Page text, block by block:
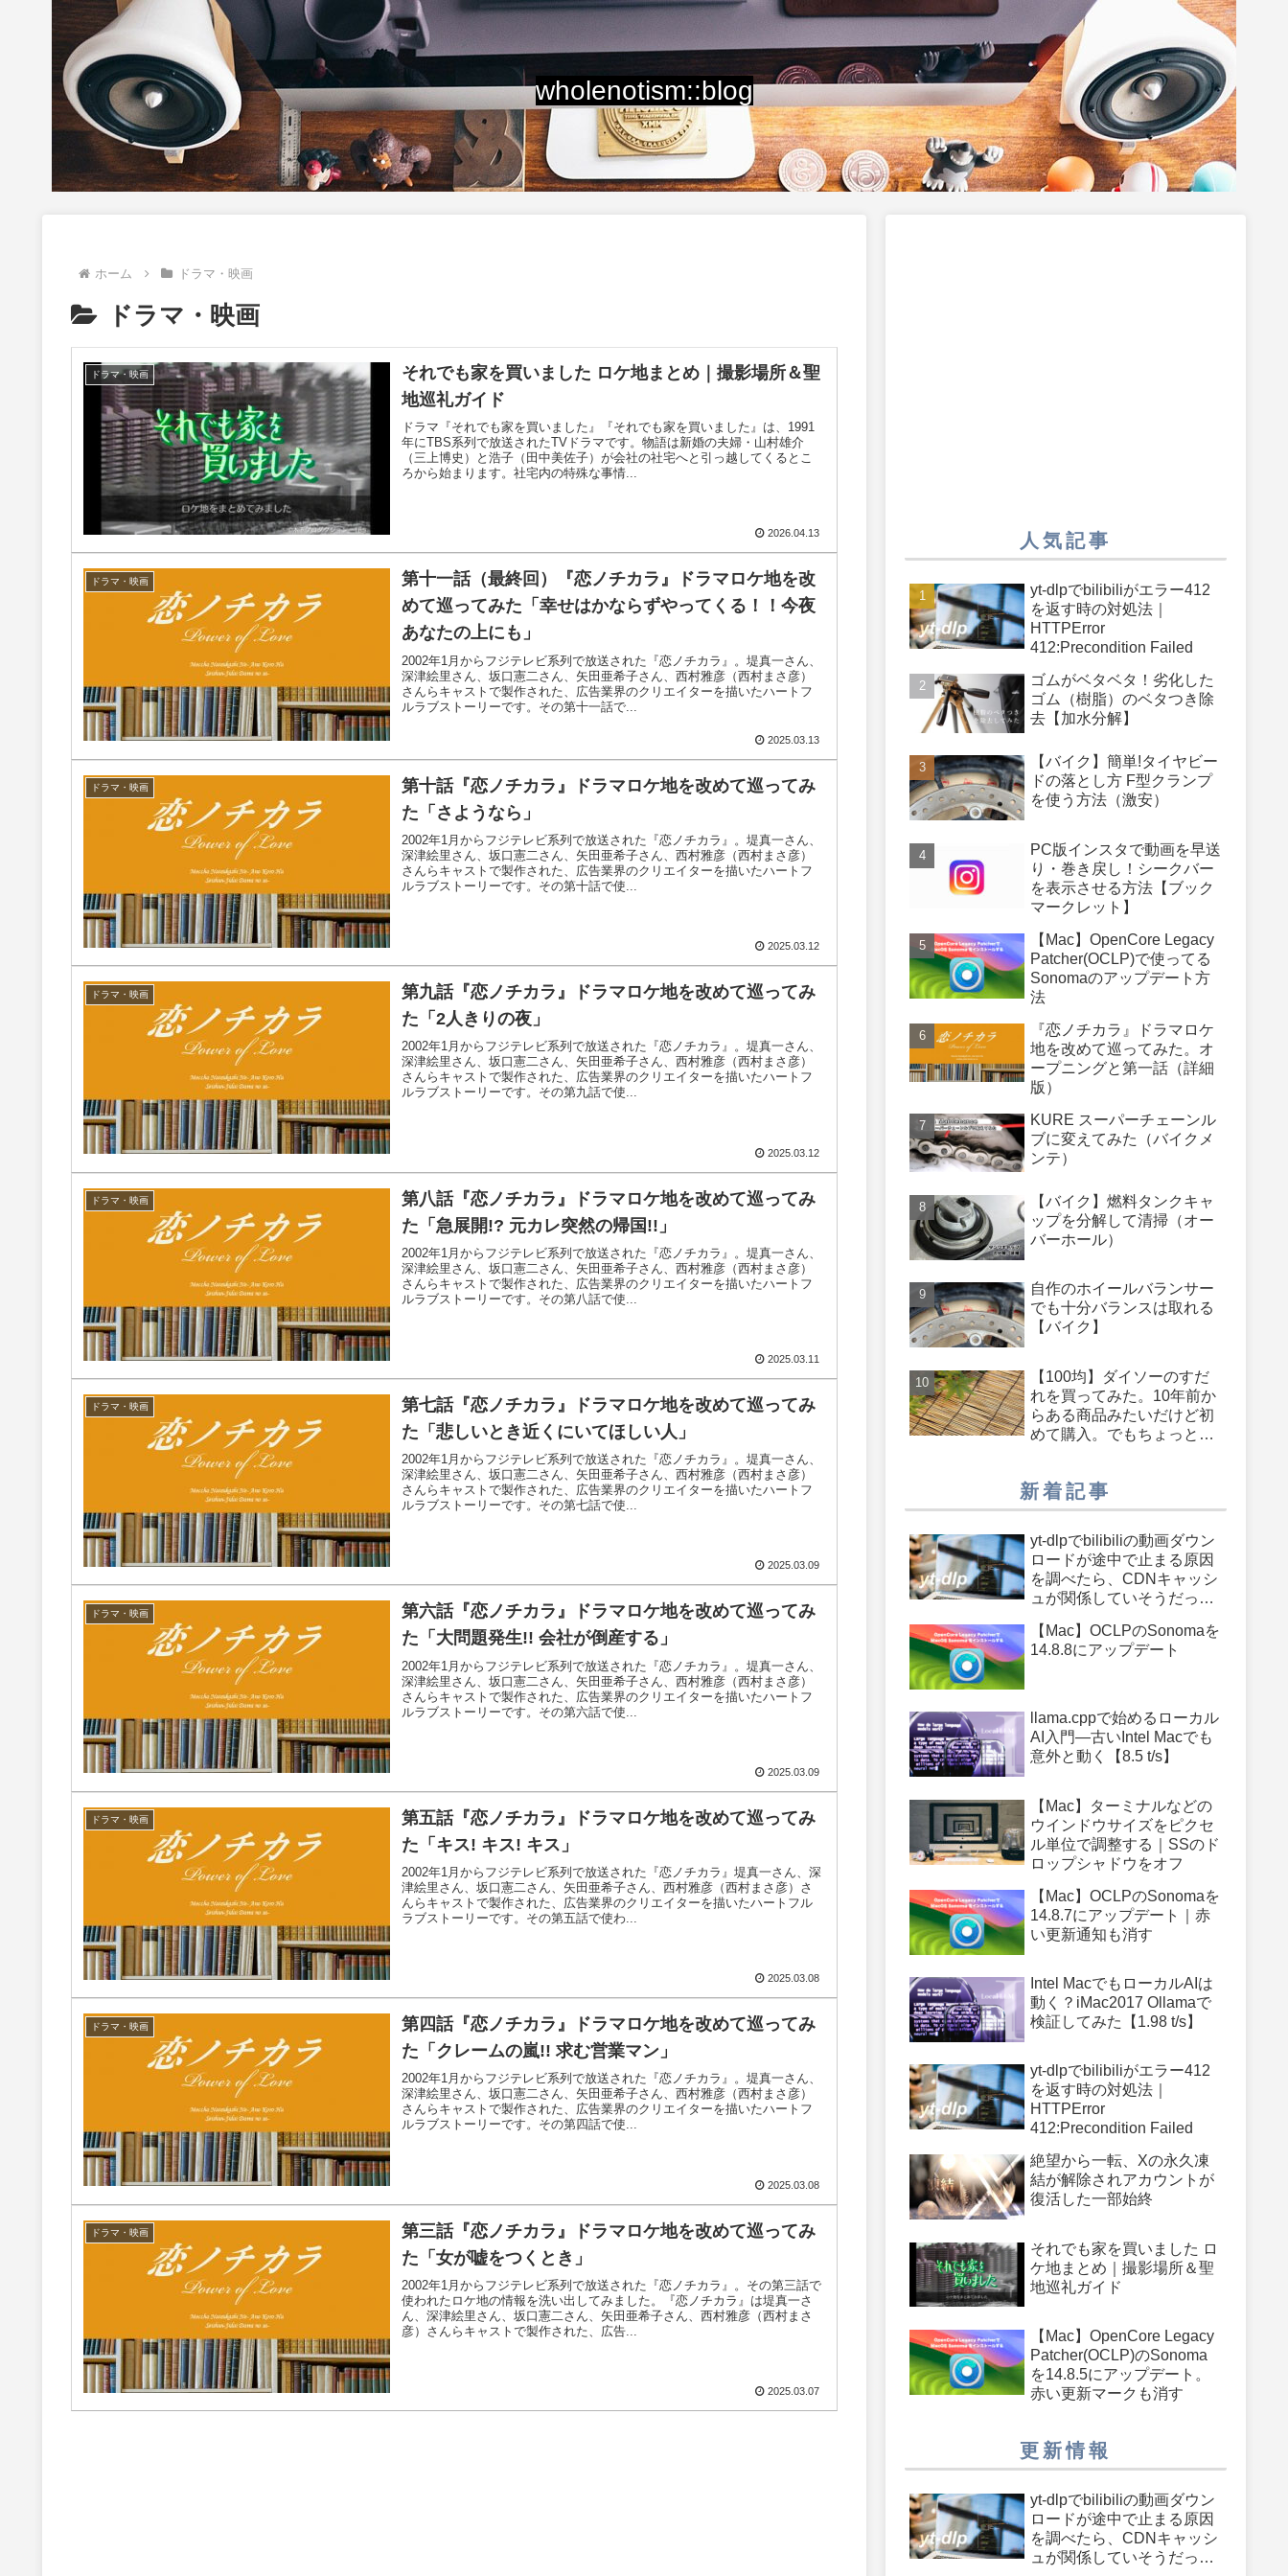
wholenotism::blog
ホーム ドラマ・映画
ドラマ・映画
ドラマ・映画
それでも家を買いました ロケ地まとめ｜撮影場所＆聖
地巡礼ガイド
ドラマ『それでも家を買いました』『それでも家を買いました』は、1991
年にTBS系列で放送されたTVドラマです。物語は新婚の夫婦・山村雄介
（三上博史）と浩子（田中美佐子）が会社の社宅へと引っ越してくるとこ
ろから始まります。社宅内の特殊な事情...
2026.04.13
ドラマ・映画
第十一話（最終回）『恋ノチカラ』ドラマロケ地を改
めて巡ってみた「幸せはかならずやってくる！！今夜
あなたの上にも」
2002年1月からフジテレビ系列で放送された『恋ノチカラ』。堤真一さん、
深津絵里さん、坂口憲二さん、矢田亜希子さん、西村雅彦（西村まさ彦）
さんらキャストで製作された、広告業界のクリエイターを描いたハートフ
ルラブストーリーです。その第十一話で...
2025.03.13
ドラマ・映画
第十話『恋ノチカラ』ドラマロケ地を改めて巡ってみ
た「さようなら」
2002年1月からフジテレビ系列で放送された『恋ノチカラ』。堤真一さん、
深津絵里さん、坂口憲二さん、矢田亜希子さん、西村雅彦（西村まさ彦）
さんらキャストで製作された、広告業界のクリエイターを描いたハートフ
ルラブストーリーです。その第十話で使...
2025.03.12
ドラマ・映画
第九話『恋ノチカラ』ドラマロケ地を改めて巡ってみ
た「2人きりの夜」
2002年1月からフジテレビ系列で放送された『恋ノチカラ』。堤真一さん、
深津絵里さん、坂口憲二さん、矢田亜希子さん、西村雅彦（西村まさ彦）
さんらキャストで製作された、広告業界のクリエイターを描いたハートフ
ルラブストーリーです。その第九話で使...
2025.03.12
ドラマ・映画
第八話『恋ノチカラ』ドラマロケ地を改めて巡ってみ
た「急展開!? 元カレ突然の帰国!!」
2002年1月からフジテレビ系列で放送された『恋ノチカラ』。堤真一さん、
深津絵里さん、坂口憲二さん、矢田亜希子さん、西村雅彦（西村まさ彦）
さんらキャストで製作された、広告業界のクリエイターを描いたハートフ
ルラブストーリーです。その第八話で使...
2025.03.11
ドラマ・映画
第七話『恋ノチカラ』ドラマロケ地を改めて巡ってみ
た「悲しいとき近くにいてほしい人」
2002年1月からフジテレビ系列で放送された『恋ノチカラ』。堤真一さん、
深津絵里さん、坂口憲二さん、矢田亜希子さん、西村雅彦（西村まさ彦）
さんらキャストで製作された、広告業界のクリエイターを描いたハートフ
ルラブストーリーです。その第七話で使...
2025.03.09
ドラマ・映画
第六話『恋ノチカラ』ドラマロケ地を改めて巡ってみ
た「大問題発生!! 会社が倒産する」
2002年1月からフジテレビ系列で放送された『恋ノチカラ』。堤真一さん、
深津絵里さん、坂口憲二さん、矢田亜希子さん、西村雅彦（西村まさ彦）
さんらキャストで製作された、広告業界のクリエイターを描いたハートフ
ルラブストーリーです。その第六話で使...
2025.03.09
ドラマ・映画
第五話『恋ノチカラ』ドラマロケ地を改めて巡ってみ
た「キス! キス! キス」
2002年1月からフジテレビ系列で放送された『恋ノチカラ』堤真一さん、深
津絵里さん、坂口憲二さん、矢田亜希子さん、西村雅彦（西村まさ彦）さ
んらキャストで製作された、広告業界のクリエイターを描いたハートフル
ラブストーリーです。その第五話で使わ...
2025.03.08
ドラマ・映画
第四話『恋ノチカラ』ドラマロケ地を改めて巡ってみ
た「クレームの嵐!! 求む営業マン」
2002年1月からフジテレビ系列で放送された『恋ノチカラ』。堤真一さん、
深津絵里さん、坂口憲二さん、矢田亜希子さん、西村雅彦（西村まさ彦）
さんらキャストで製作された、広告業界のクリエイターを描いたハートフ
ルラブストーリーです。その第四話で使...
2025.03.08
ドラマ・映画
第三話『恋ノチカラ』ドラマロケ地を改めて巡ってみ
た「女が嘘をつくとき」
2002年1月からフジテレビ系列で放送された『恋ノチカラ』。その第三話で
使われたロケ地の情報を洗い出してみました。『恋ノチカラ』は堤真一さ
ん、深津絵里さん、坂口憲二さん、矢田亜希子さん、西村雅彦（西村まさ
彦）さんらキャストで製作された、広告...
2025.03.07
人気記事
yt-dlpでbilibiliがエラー412
を返す時の対処法｜
HTTPError
412:Precondition Failed
ゴムがベタベタ！劣化した
ゴム（樹脂）のベタつき除
去【加水分解】
【バイク】簡単!タイヤビー
ドの落とし方 F型クランプ
を使う方法（激安）
PC版インスタで動画を早送
り・巻き戻し！シークバー
を表示させる方法【ブック
マークレット】
【Mac】OpenCore Legacy
Patcher(OCLP)で使ってる
Sonomaのアップデート方
法
『恋ノチカラ』ドラマロケ
地を改めて巡ってみた。オ
ープニングと第一話（詳細
版）
KURE スーパーチェーンル
ブに変えてみた（バイクメ
ンテ）
【バイク】燃料タンクキャ
ップを分解して清掃（オー
バーホール）
自作のホイールバランサー
でも十分バランスは取れる
【バイク】
【100均】ダイソーのすだ
れを買ってみた。10年前か
らある商品みたいだけど初
めて購入。でもちょっと長
かったのに
新着記事
yt-dlpでbilibiliの動画ダウン
ロードが途中で止まる原因
を調べたら、CDNキャッシ
ュが関係していそうだった
【Mac】OCLPのSonomaを
14.8.8にアップデート
llama.cppで始めるローカル
AI入門—古いIntel Macでも
意外と動く【8.5 t/s】
【Mac】ターミナルなどの
ウインドウサイズをピクセ
ル単位で調整する｜SSのド
ロップシャドウをオフ
【Mac】OCLPのSonomaを
14.8.7にアップデート｜赤
い更新通知も消す
Intel MacでもローカルAIは
動く？iMac2017 Ollamaで
検証してみた【1.98 t/s】
yt-dlpでbilibiliがエラー412
を返す時の対処法｜
HTTPError
412:Precondition Failed
絶望から一転、Xの永久凍
結が解除されアカウントが
復活した一部始終
それでも家を買いました ロ
ケ地まとめ｜撮影場所＆聖
地巡礼ガイド
【Mac】OpenCore Legacy
Patcher(OCLP)のSonoma
を14.8.5にアップデート。
赤い更新マークも消す
更新情報
yt-dlpでbilibiliの動画ダウン
ロードが途中で止まる原因
を調べたら、CDNキャッシ
ュが関係していそうだった